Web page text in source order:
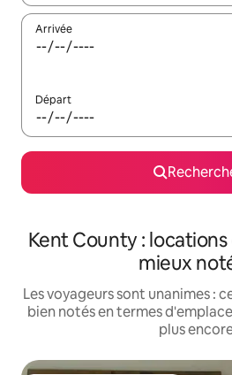
Arrivée
Départ
Kent County :
mieux
Les voyageurs sont unanimes :
bien notés en termes
plus